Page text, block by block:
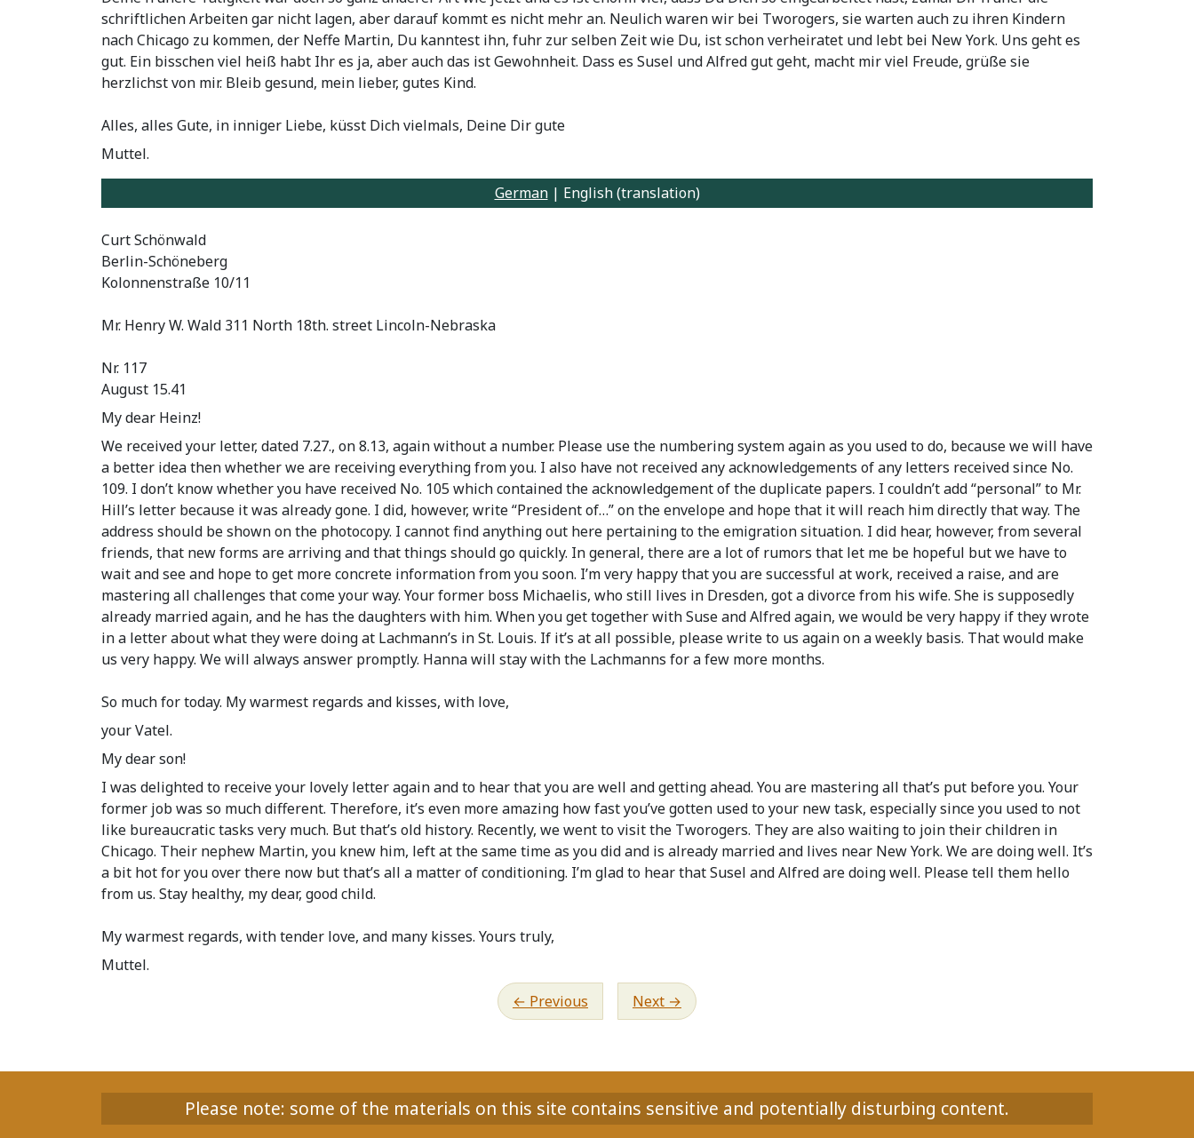
schriftlichen Arbeiten gar nicht lagen, aber darauf kommt es nicht mehr an. Neulich waren wir bei Tworogers, sie warten auch zu ihren Kindern
nach Chicago zu kommen, der Neffe Martin, Du kanntest ihn, fuhr zur selben Zeit wie Du, ist schon verheiratet und lebt bei New York. Uns geht es
gut. Ein bisschen viel heiß habt Ihr es ja, aber auch das ist Gewohnheit. Dass es Susel und Alfred gut geht, macht mir viel Freude, grüße sie
herzlichst von mir. Bleib gesund, mein lieber, gutes Kind.
Alles, alles Gute, in inniger Liebe, küsst Dich vielmals, Deine Dir gute
Muttel.
German| English (translation)
Curt Schönwald
Berlin-Schöneberg
Kolonnenstraße 10/11
Mr. Henry W. Wald 311 North 18th. street Lincoln-Nebraska
Nr. 117
August 15.41
My dear Heinz!
We received your letter, dated 7.27., on 8.13, again without a number. Please use the numbering system again as you used to do, because we will have
a better idea then whether we are receiving everything from you. I also have not received any acknowledgements of any letters received since No.
109. I don’t know whether you have received No. 105 which contained the acknowledgement of the duplicate papers. I couldn’t add “personal” to Mr.
Hill’s letter because it was already gone. I did, however, write “President of…” on the envelope and hope that it will reach him directly that way. The
address should be shown on the photocopy. I cannot find anything out here pertaining to the emigration situation. I did hear, however, from several
friends, that new forms are arriving and that things should go quickly. In general, there are a lot of rumors that let me be hopeful but we have to
wait and see and hope to get more concrete information from you soon. I’m very happy that you are successful at work, received a raise, and are
mastering all challenges that come your way. Your former boss Michaelis, who still lives in Dresden, got a divorce from his wife. She is supposedly
already married again, and he has the daughters with him. When you get together with Suse and Alfred again, we would be very happy if they wrote
in a letter about what they were doing at Lachmann’s in St. Louis. If it’s at all possible, please write to us again on a weekly basis. That would make
us very happy. We will always answer promptly. Hanna will stay with the Lachmanns for a few more months.
So much for today. My warmest regards and kisses, with love,
your Vatel.
My dear son!
I was delighted to receive your lovely letter again and to hear that you are well and getting ahead. You are mastering all that’s put before you. Your
former job was so much different. Therefore, it’s even more amazing how fast you’ve gotten used to your new task, especially since you used to not
like bureaucratic tasks very much. But that’s old history. Recently, we went to visit the Tworogers. They are also waiting to join their children in
Chicago. Their nephew Martin, you knew him, left at the same time as you did and is already married and lives near New York. We are doing well. It’s
a bit hot for you over there now but that’s all a matter of conditioning. I’m glad to hear that Susel and Alfred are doing well. Please tell them hello
from us. Stay healthy, my dear, good child.
My warmest regards, with tender love, and many kisses. Yours truly,
Muttel.
Previous
Next
Please note: some of the materials on this site contains sensitive and potentially disturbing content.